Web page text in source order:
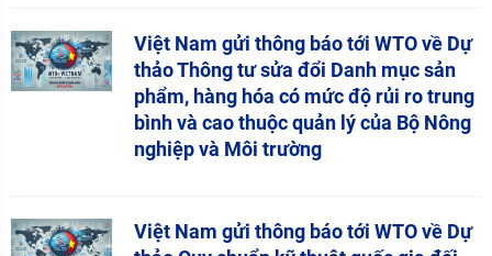
Việt Nam gửi thông báo tới WTO về Dự
thảo Thông tư sửa đổi Danh mục sản
phẩm, hàng hóa có mức độ rủi ro trung
bình và cao thuộc quản lý của Bộ Nông
nghiệp và Môi trường
Việt Nam gửi thông báo tới WTO về Dự